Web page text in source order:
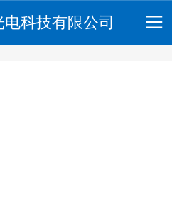
科技有限公司